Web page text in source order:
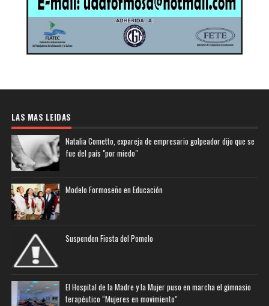
LAS MAS LEIDAS
Natalia Cometto, expareja de empresario golpeador dijo que se
fue del país "por miedo"
Modelo Formoseño en Educación
Suspenden Fiesta del Pomelo
El Hospital de la Madre y la Mujer puso en marcha el gimnasio
terapéutico “Mujeres en movimiento”